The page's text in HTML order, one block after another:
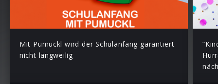
Mit Pumuckl wird der Schulanfang garantiert
nicht langweilig